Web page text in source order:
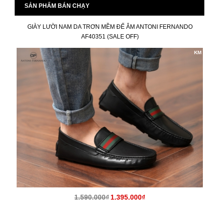
SẢN PHẨM BÁN CHẠY
GIÀY LƯỜI NAM DA TRƠN MỀM ĐẾ ÂM ANTONI FERNANDO
AF40351 (SALE OFF)
KM
1.590.000₫ 1.395.000₫